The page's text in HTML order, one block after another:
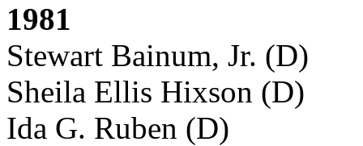
1981
Stewart Bainum, Jr. (D)
Sheila Ellis Hixson (D)
Ida G. Ruben (D)